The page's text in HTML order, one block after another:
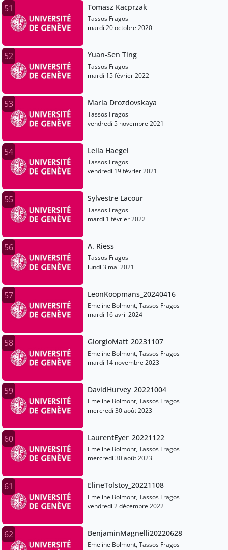
51 Tomasz Kacprzak
Tassos Fragos
mardi 20 octobre 2020
52 Yuan-Sen Ting
Tassos Fragos
mardi 15 février 2022
53 Maria Drozdovskaya
Tassos Fragos
vendredi 5 novembre 2021
54 Leila Haegel
Tassos Fragos
vendredi 19 février 2021
55 Sylvestre Lacour
Tassos Fragos
mardi 1 février 2022
56 A. Riess
Tassos Fragos
lundi 3 mai 2021
57 LeonKoopmans_20240416
Emeline Bolmont, Tassos Fragos
mardi 16 avril 2024
58 GiorgioMatt_20231107
Emeline Bolmont, Tassos Fragos
mardi 14 novembre 2023
59 DavidHurvey_20221004
Emeline Bolmont, Tassos Fragos
mercredi 30 août 2023
60 LaurentEyer_20221122
Emeline Bolmont, Tassos Fragos
mercredi 30 août 2023
61 ElineTolstoy_20221108
Emeline Bolmont, Tassos Fragos
vendredi 2 décembre 2022
62 BenjaminMagnelli20220628
Emeline Bolmont, Tassos Fragos